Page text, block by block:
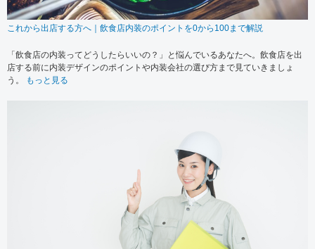
これから出店する方へ｜飲食店内装のポイントを0から100まで解説
「飲食店の内装ってどうしたらいいの？」と悩んでいるあなたへ。飲食店を出
店する前に内装デザインのポイントや内装会社の選び方まで見ていきましょ
う。
もっと見る